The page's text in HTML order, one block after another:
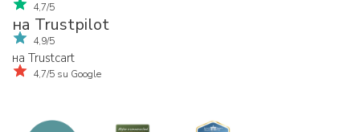
4,7/5
на Trustpilot
4,9/5
на Trustcart
4,7/5 su Google